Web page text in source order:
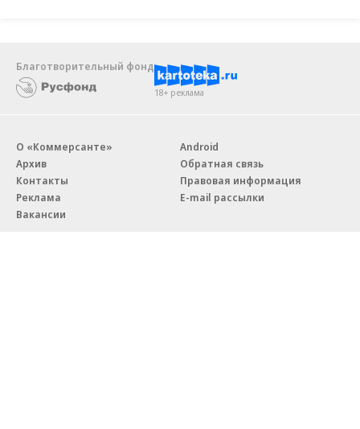
Благотворительный фонд
18+ реклама
О «Коммерсанте»
Архив
Контакты
Реклама
Вакансии
Android
Обратная связь
Правовая информация
E-mail рассылки